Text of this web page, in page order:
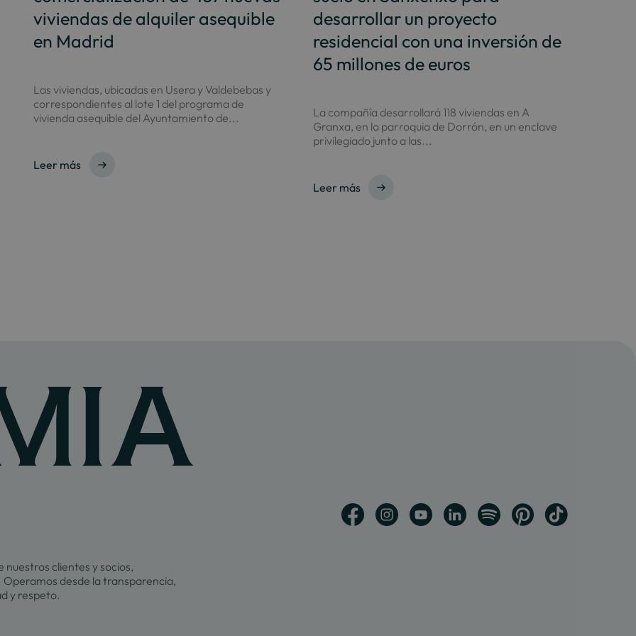
viviendas de alquiler asequible
en Madrid
Las viviendas, ubicadas en Usera y Valdebebas y
correspondientes al lote 1 del programa de
vivienda asequible del Ayuntamiento de...
Leer más
desarrollar un proyecto
residencial con una inversión de
65 millones de euros
La compañía desarrollará 118 viviendas en A
Granxa, en la parroquia de Dorrón, en un enclave
privilegiado junto a las...
Leer más
nuestros clientes y socios,
desde la transparencia,
y respeto.